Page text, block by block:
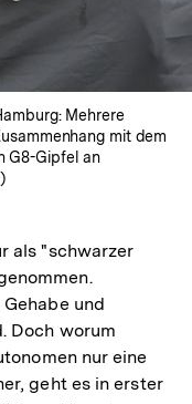
Mehrere
mit dem
G8-Gipfel an
als "schwarzer
und
Doch worum
nur eine
geht es in erster